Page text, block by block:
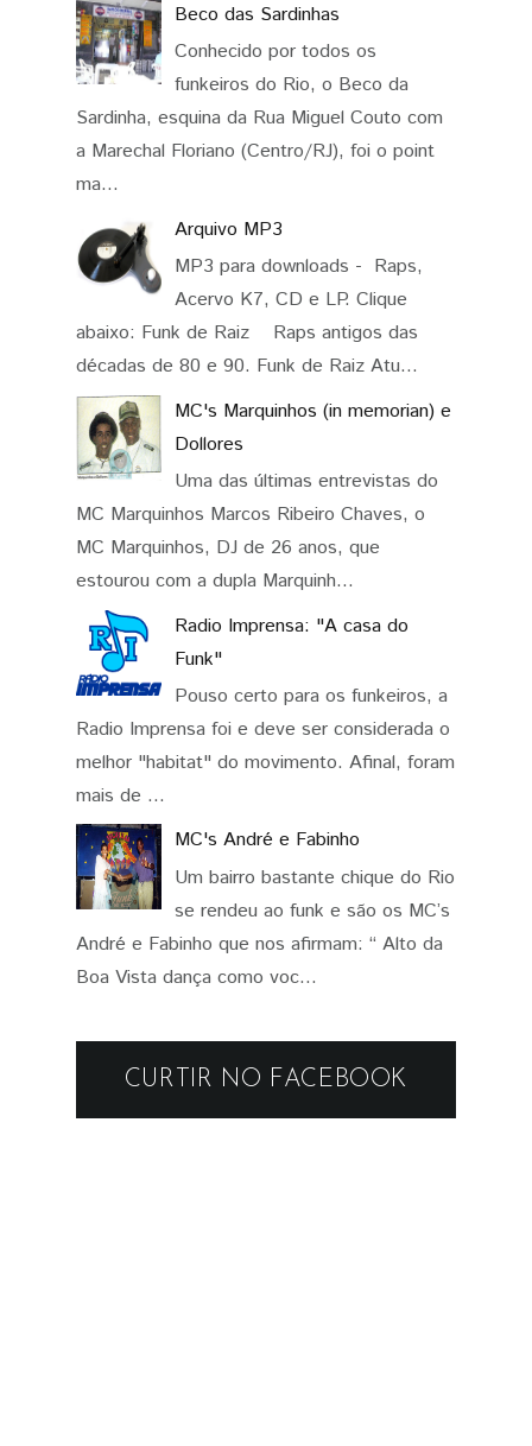
Beco das Sardinhas
Conhecido por todos os
funkeiros do Rio, o Beco da
Sardinha, esquina da Rua Miguel Couto com
a Marechal Floriano (Centro/RJ), foi o point
ma...
Arquivo MP3
MP3 para downloads - Raps,
Acervo K7, CD e LP. Clique
abaixo: Funk de Raiz Raps antigos das
décadas de 80 e 90. Funk de Raiz Atu...
MC's Marquinhos (in memorian) e
Dollores
Uma das últimas entrevistas do
MC Marquinhos Marcos Ribeiro Chaves, o
MC Marquinhos, DJ de 26 anos, que
estourou com a dupla Marquinh...
Radio Imprensa: "A casa do
Funk"
Pouso certo para os funkeiros, a
Radio Imprensa foi e deve ser considerada o
melhor "habitat" do movimento. Afinal, foram
mais de ...
MC's André e Fabinho
Um bairro bastante chique do Rio
se rendeu ao funk e são os MC’s
André e Fabinho que nos afirmam: “ Alto da
Boa Vista dança como voc...
CURTIR NO FACEBOOK